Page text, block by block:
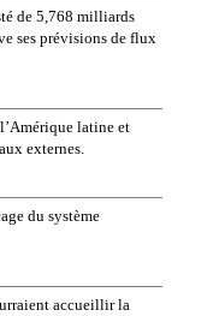
de 5,768 milliards
ses prévisions de flux
latine et
externes.
du système
accueillir la